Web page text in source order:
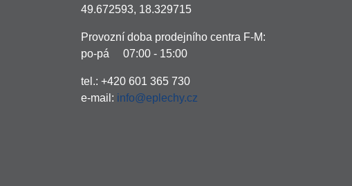
49.672593, 18.329715
Provozní doba prodejního centra F-M:
po-pá 07:00 - 15:00
tel.: +420 601 365 730
e-mail: info@eplechy.cz